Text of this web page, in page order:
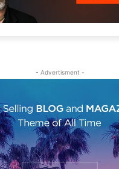
- Advertisment -